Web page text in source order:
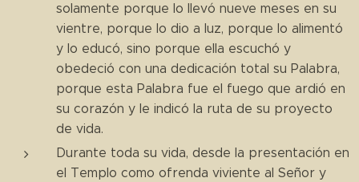
solamente porque lo llevó nueve meses en su
vientre, porque lo dio a luz, porque lo alimentó
y lo educó, sino porque ella escuchó y
obedeció con una dedicación total su Palabra,
porque esta Palabra fue el fuego que ardió en
su corazón y le indicó la ruta de su proyecto
de vida.
Durante toda su vida, desde la presentación en
el Templo como ofrenda viviente al Señor y